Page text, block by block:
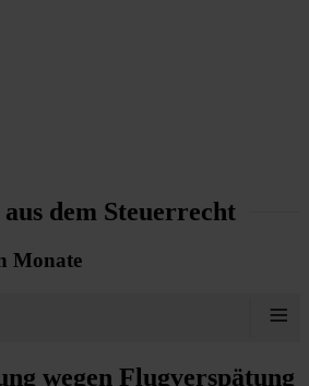
dem Steuerrecht
Monate
≡
wegen Flugverspätung